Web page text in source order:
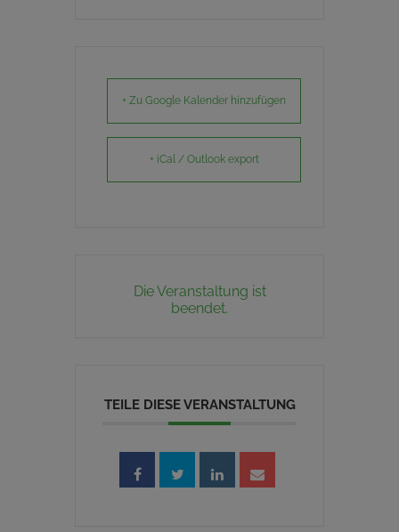
+ Zu Google Kalender hinzufügen
+ iCal / Outlook export
Die Veranstaltung ist
beendet.
TEILE DIESE VERANSTALTUNG